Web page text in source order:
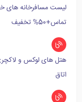
لیست مسافرخانه های
تماس+50% تخفیف
هتل های لوکس و
اتاق